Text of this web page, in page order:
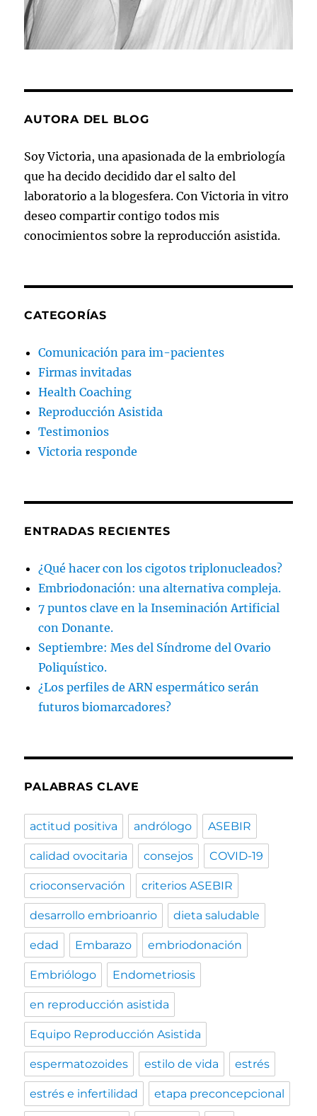
AUTORA DEL BLOG
Soy Victoria, una apasionada de la embriología
que ha decido decidido dar el salto del
laboratorio a la blogesfera. Con Victoria in vitro
deseo compartir contigo todos mis
conocimientos sobre la reproducción asistida.
CATEGORÍAS
Comunicación para im-pacientes
Firmas invitadas
Health Coaching
Reproducción Asistida
Testimonios
Victoria responde
ENTRADAS RECIENTES
¿Qué hacer con los cigotos triplonucleados?
Embriodonación: una alternativa compleja.
7 puntos clave en la Inseminación Artificial
con Donante.
Septiembre: Mes del Síndrome del Ovario
Poliquístico.
¿Los perfiles de ARN espermático serán
futuros biomarcadores?
PALABRAS CLAVE
actitud positiva andrólogo ASEBIR
calidad ovocitaria consejos COVID-19
crioconservación criterios ASEBIR
desarrollo embrioanrio dieta saludable
edad Embarazo embriodonación
Embriólogo Endometriosis
en reproducción asistida
Equipo Reproducción Asistida
espermatozoides estilo de vida estrés
estrés e infertilidad etapa preconcepcional